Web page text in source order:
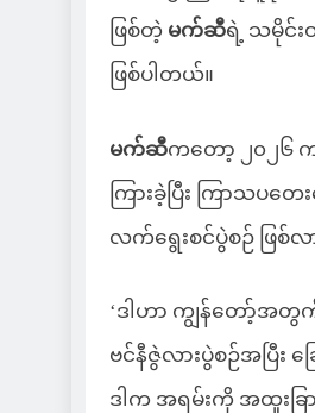
ဖြစ်တဲ့ မက်ဆီရဲ့ သမိုင်း
ဖြစ်ပါတယ်။
မက်ဆီကတော့ ၂၀၂၆ က
ကြားခဲ့ပြီး ကြာသပ
လက်ရွေးစင်ပွဲစဉ် ဖြစ်
‘ဒါဟာ ကျွန်တော့်အတွက်
ဗင်နီဇွဲလားပွဲစဉ်အပြီး
ဒါက အရမ်းကို အထူးခ